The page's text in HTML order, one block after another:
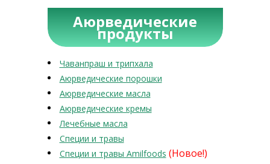
Аюрведические
продукты
Чаванпраш и трипхала
Аюрведические порошки
Аюрведические масла
Аюрведические кремы
Лечебные масла
Специи и травы
Специи и травы Amilfoods (Новое!)